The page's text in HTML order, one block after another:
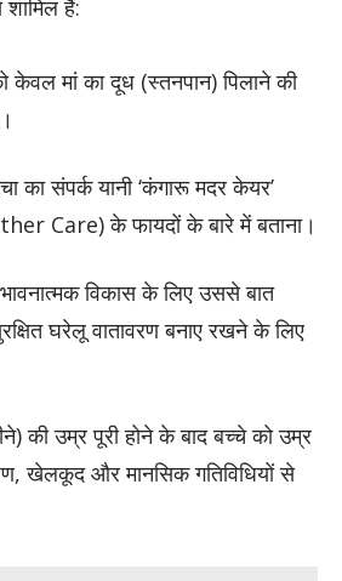
हैं:
केवल मां का दूध (स्तनपान) पिलाने की
का संपर्क यानी ‘कंगारू मदर केयर’
Care) के फायदों के बारे में बताना।
विकास के लिए उससे बात
घरेलू वातावरण बनाए रखने के लिए
की उम्र पूरी होने के बाद बच्चे को उम्र
खेलकूद और मानसिक गतिविधियों से